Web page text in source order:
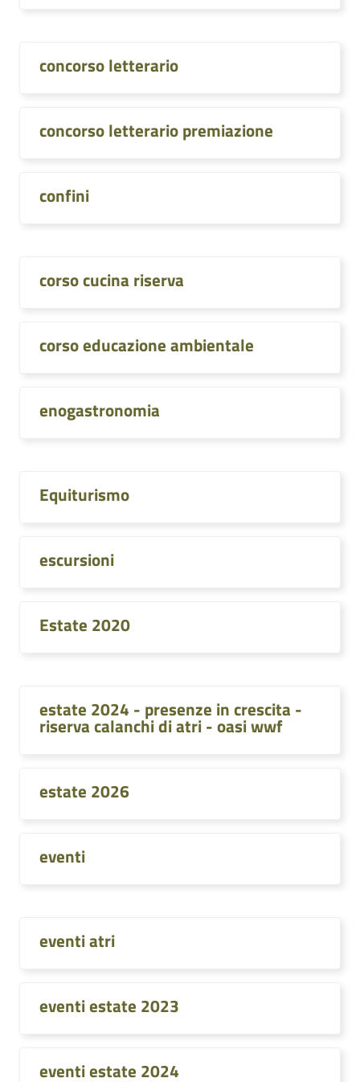
concorso letterario
concorso letterario premiazione
confini
corso cucina riserva
corso educazione ambientale
enogastronomia
Equiturismo
escursioni
Estate 2020
estate 2024 - presenze in crescita -
riserva calanchi di atri - oasi wwf
estate 2026
eventi
eventi atri
eventi estate 2023
eventi estate 2024